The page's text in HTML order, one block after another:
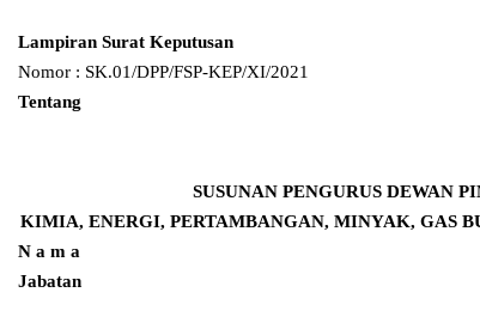
Lampiran Surat Keputusan
Nomor : SK.01/DPP/FSP-KEP/XI/2021
Tentang
SUSUNAN PENGURUS DEWAN
KIMIA, ENERGI, PERTAMBANGAN, MINYAK, GAS
N a m a
Jabatan